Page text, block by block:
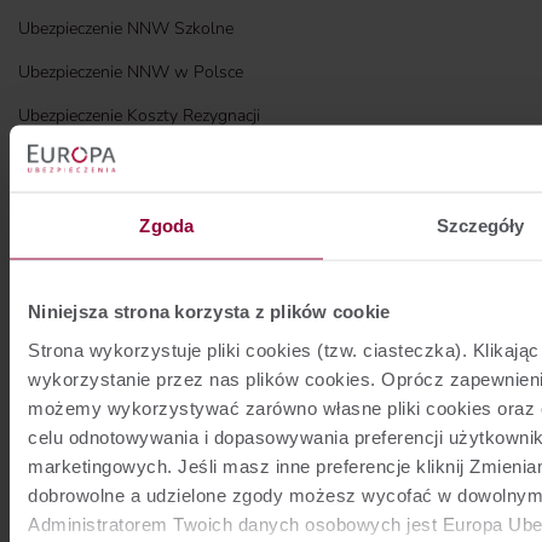
Zgoda Szczegóły
Niniejsza strona korzysta z plików cookie
Strona wykorzystuje pliki cookies (tzw. ciasteczka).
wykorzystanie przez nas plików cookies. Oprócz
możemy wykorzystywać zarówno własne pliki cookies
celu odnotowywania i dopasowywania preferencji
marketingowych. Jeśli masz inne preferencje kliknij
dobrowolne a udzielone zgody możesz wycofać w
Administratorem Twoich danych osobowych jest Europa
Ubezpieczenie NNW Szkolne
Ubezpieczenie NNW w Polsce
Ubezpieczenie Koszty Rezygnacji
DLA PARTNERÓW
Affinity
Biura podróży
Gwarancje ubezpieczeniowe
Logowanie dla Partnerów i Pracowników Grupy Europa
Raport
O NAS